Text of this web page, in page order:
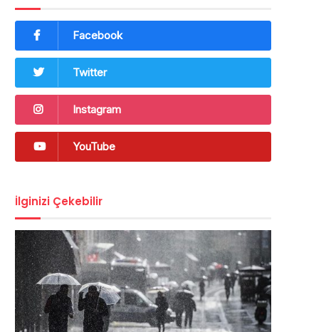
Facebook
Twitter
Instagram
YouTube
İlginizi Çekebilir